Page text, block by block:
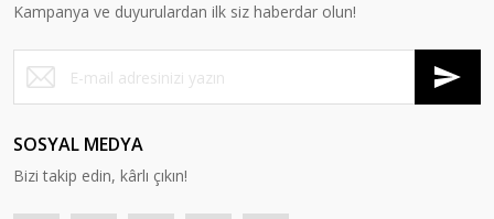
Kampanya ve duyurulardan ilk siz haberdar olun!
SOSYAL MEDYA
Bizi takip edin, kârlı çıkın!